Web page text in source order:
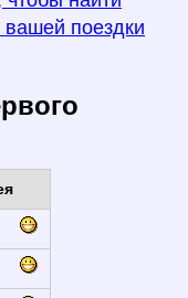
вашей поездки